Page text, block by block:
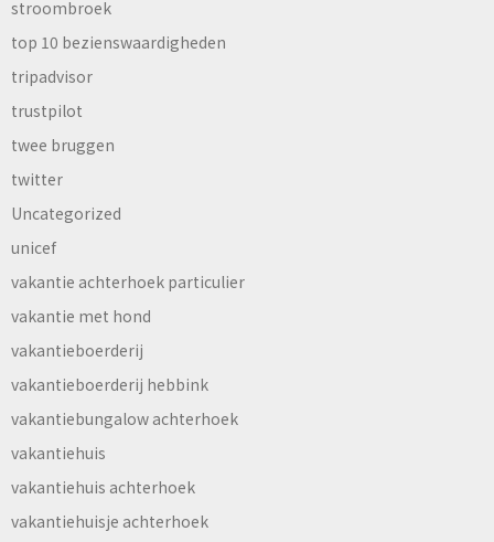
stroombroek
top 10 bezienswaardigheden
tripadvisor
trustpilot
twee bruggen
twitter
Uncategorized
unicef
vakantie achterhoek particulier
vakantie met hond
vakantieboerderij
vakantieboerderij hebbink
vakantiebungalow achterhoek
vakantiehuis
vakantiehuis achterhoek
vakantiehuisje achterhoek